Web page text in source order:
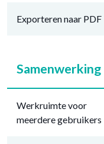
Exporteren naar PDF
Samenwerking
Werkruimte voor
meerdere gebruikers